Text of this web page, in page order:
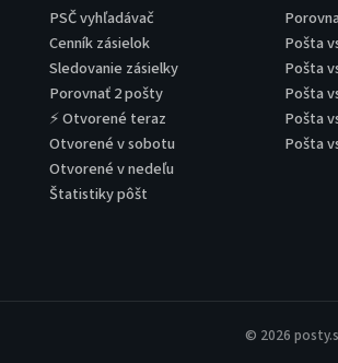
PSČ vyhľadávač
Cenník zásielok
Sledovanie zásielky
Porovnať 2 pošty
⚡ Otvorené teraz
Otvorené v sobotu
Otvorené v nedeľu
Štatistiky pôšt
Pošta
Pošta
Pošta
Pošta
Pošta
© 2026